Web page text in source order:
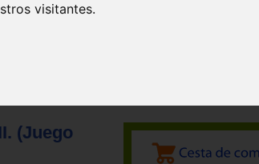
visitantes.
(Juego